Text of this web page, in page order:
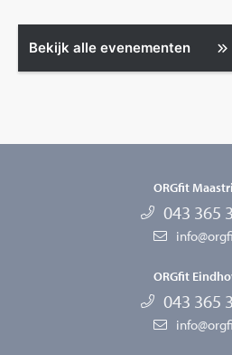
Bekijk alle evenementen
ORGfit
043 365
ORGfit
043 365